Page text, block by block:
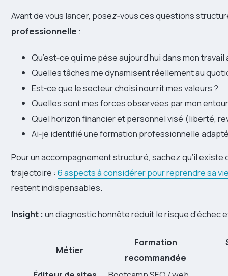
Avant de vous lancer, posez‑vous ces questions
professionnelle :
Qu’est‑ce qui me pèse aujourd’hui dans mon travail
Quelles tâches me dynamisent réellement au
Est‑ce que le secteur choisi nourrit mes valeurs ?
Quelles sont mes forces observées par mon
Quel horizon financier et personnel visé (liberté,
Ai‑je identifié une formation professionnelle
Pour un accompagnement structuré, sachez qu’il
trajectoire : 6 aspects à considérer pour reprendre sa
restent indispensables.
Insight : un diagnostic honnête réduit le risque d’échec
Métier
Formation
recommandée